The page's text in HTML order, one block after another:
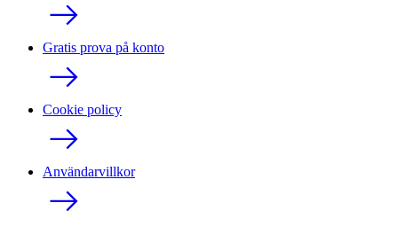
Gratis prova på konto
Cookie policy
Användarvillkor